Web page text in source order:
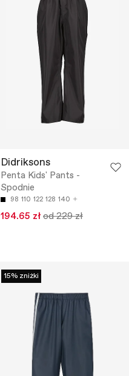
Didriksons
Penta Kids' Pants -
Spodnie
98 110 122 128 140
194.65 zł od 229 zł
15% zniżki